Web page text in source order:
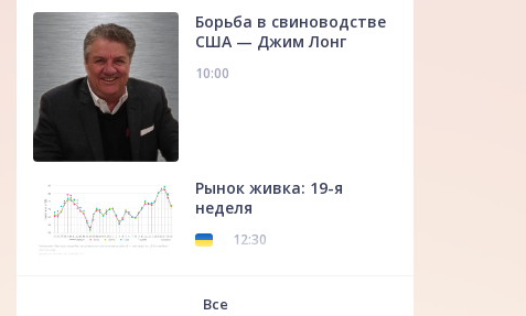
Борьба в свиноводстве
США — Джим Лонг
10:00
Рынок живка: 19-я
неделя
12:30
Все